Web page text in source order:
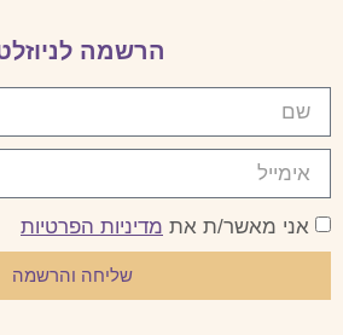
הרשמה
אני מאשר/ת את מדיניות הפרטיות
שליחה והרשמה